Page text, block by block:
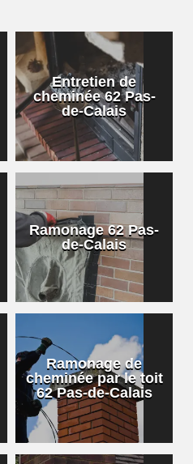
Entretien de
cheminée 62 Pas-
de-Calais
Ramonage 62 Pas-
de-Calais
Ramonage de
cheminée par le toit
62 Pas-de-Calais